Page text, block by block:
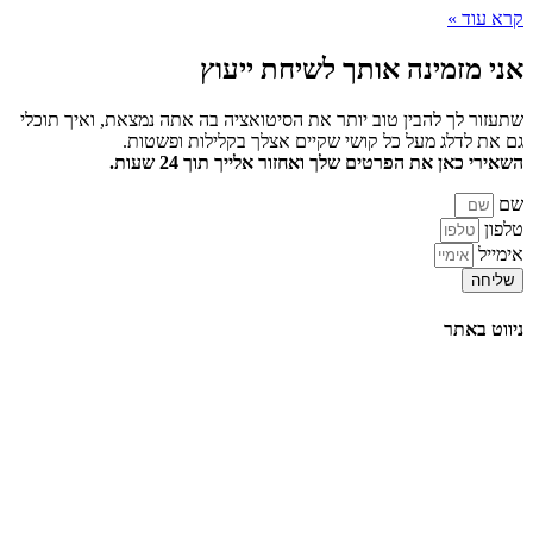
קרא עוד »
אני מזמינה אותך לשיחת ייעוץ
שתעזור לך להבין טוב יותר את הסיטואציה בה אתה נמצאת, ואיך תוכלי
גם את לדלג מעל כל קושי שקיים אצלך בקלילות ופשטות.
השאירי כאן את הפרטים שלך ואחזור אלייך תוך 24 שעות.
שם
טלפון
אימייל
שליחה
ניווט באתר